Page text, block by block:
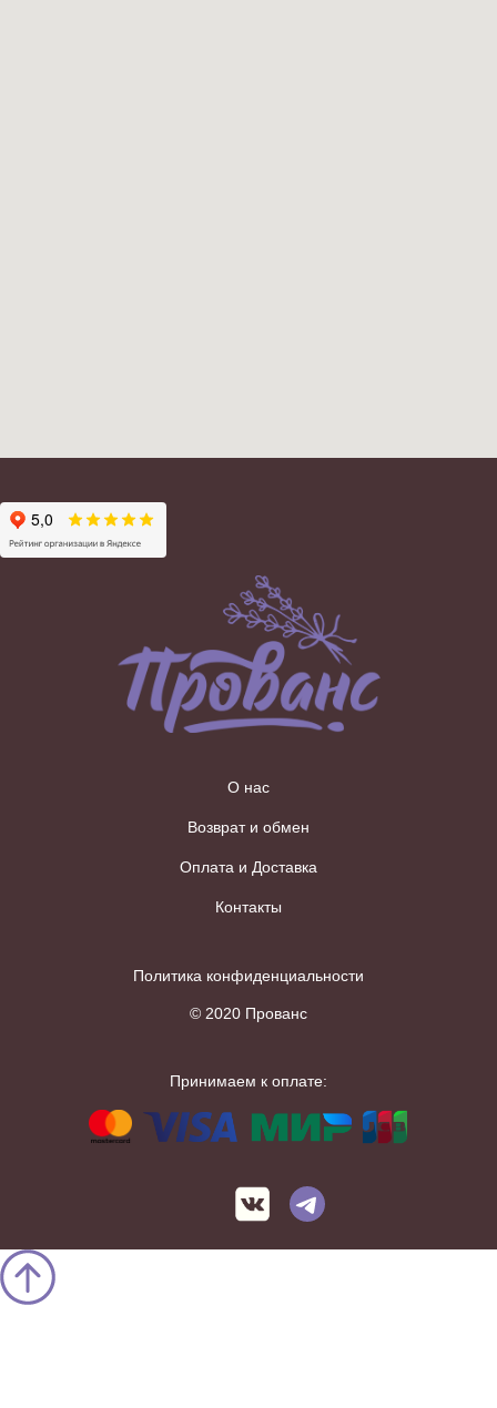
© 2020 Прованс
О нас
Возврат и обмен
Оплата и Доставка
Контакты
Политика конфиденциальности
Принимаем к оплате: